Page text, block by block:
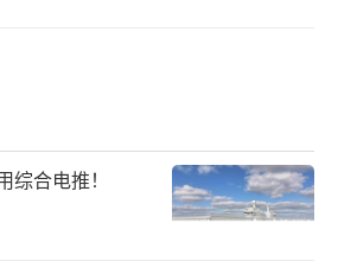
斯依然坚持“战场问题战场
》则警告称，俄罗斯的最终
克兰，甚至可能进而威胁欧
绑架欧盟”的说法在当前西
合电推！